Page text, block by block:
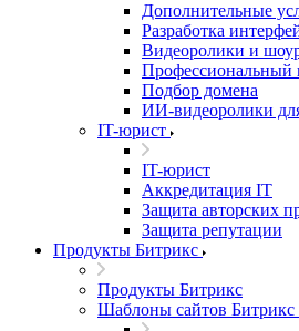
Дополнительные
Разработка
Видеоролики и
Профессиональный
Подбор домена
ИИ-видеоролики
IT-юрист
IT-юрист
Аккредитация IT
Защита авторских
Защита репутации
Продукты Битрикс
Продукты Битрикс
Шаблоны сайтов Битрикс